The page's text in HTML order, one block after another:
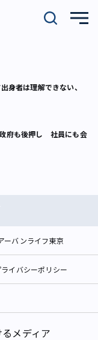
身者は理解できない、
府も後押し 社員にも会
ーバンライフ東京
ライバシーポリシー
メディア